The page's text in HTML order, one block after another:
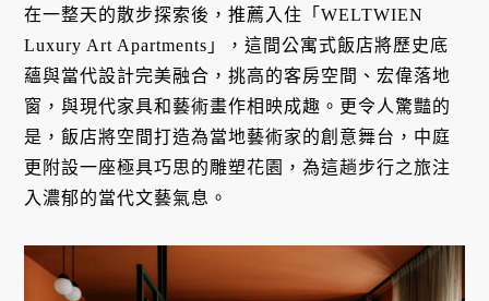
在一整天的散步探索後，推薦入住「WELTWIEN
Luxury Art Apartments」，這間公寓式飯店將歷史底
蘊與當代設計完美融合，挑高的客房空間、宏偉落地
窗，與現代家具和藝術畫作相映成趣。更令人驚豔的
是，飯店將空間打造為當地藝術家的創意舞台，中庭
更附設一座極具巧思的雕塑花園，為這趟步行之旅注
入濃郁的當代文藝氣息。